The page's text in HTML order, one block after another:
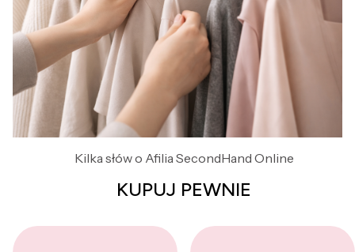
Kilka słów o Afilia SecondHand Online
KUPUJ PEWNIE